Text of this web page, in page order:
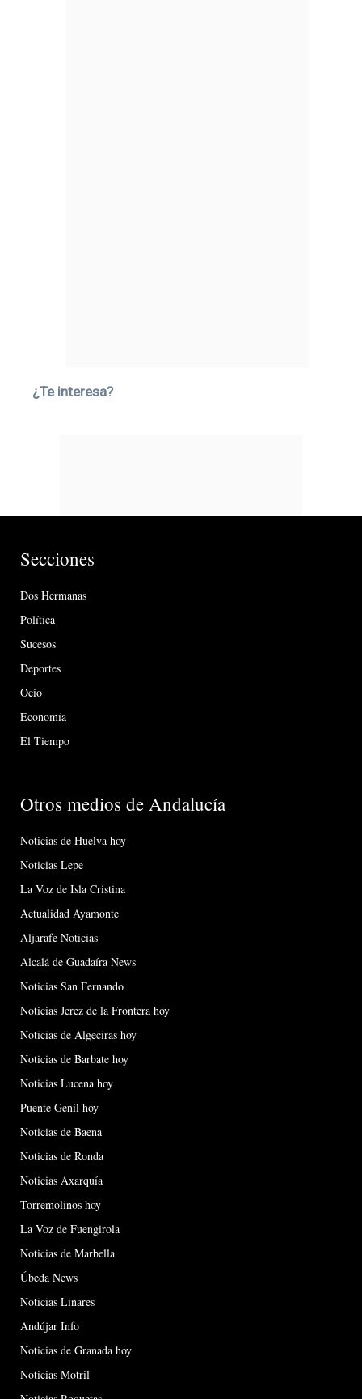
¿Te interesa?
Secciones
Dos Hermanas
Política
Sucesos
Deportes
Ocio
Economía
El Tiempo
Otros medios de Andalucía
Noticias de Huelva hoy
Noticias Lepe
La Voz de Isla Cristina
Actualidad Ayamonte
Aljarafe Noticias
Alcalá de Guadaíra News
Noticias San Fernando
Noticias Jerez de la Frontera hoy
Noticias de Algeciras hoy
Noticias de Barbate hoy
Noticias Lucena hoy
Puente Genil hoy
Noticias de Baena
Noticias de Ronda
Noticias Axarquía
Torremolinos hoy
La Voz de Fuengirola
Noticias de Marbella
Úbeda News
Noticias Linares
Andújar Info
Noticias de Granada hoy
Noticias Motril